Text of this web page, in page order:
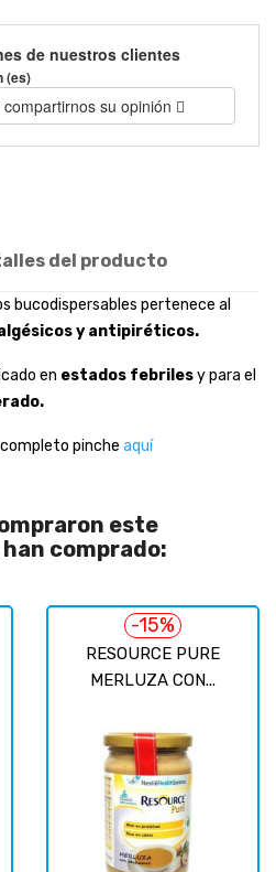
de nuestros clientes
(es)
su opinión
del producto
bucodispersables pertenece al
y antipiréticos.
en estados febrilesy para el
pinche aquí
este
comprado:
RESOURCE PURE
MERLUZA CON...
-15%